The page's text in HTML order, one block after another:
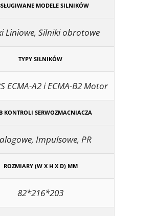
MODELE SILNIKÓW
Liniowe, Silniki obrotowe
TYPY SILNIKÓW
ECMA-A2 i ECMA-B2 Motor
KONTROLI SERWOZMACNIACZA
Impulsowe, PR
ROZMIARY (W X H X D) MM
82*216*203